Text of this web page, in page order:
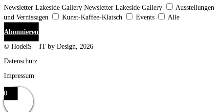
Newsletter Lakeside Gallery Newsletter Lakeside Gallery
Ausstellungen
und Vernissagen
Kunst-Kaffee-Klatsch Events
Alle
Abonnieren
© HodelS – IT by Design, 2026
Datenschutz
Impressum
0